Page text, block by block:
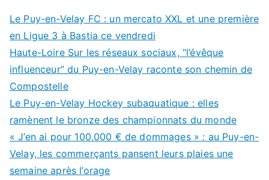
Le Puy-en-Velay FC : un mercato XXL et une première
en Ligue 3 à Bastia ce vendredi
Haute-Loire Sur les réseaux sociaux, “l’évêque
influenceur” du Puy-en-Velay raconte son chemin de
Compostelle
Le Puy-en-Velay Hockey subaquatique : elles
ramènent le bronze des championnats du monde
« J’en ai pour 100.000 € de dommages » : au Puy-en-
Velay, les commerçants pansent leurs plaies une
semaine après l’orage